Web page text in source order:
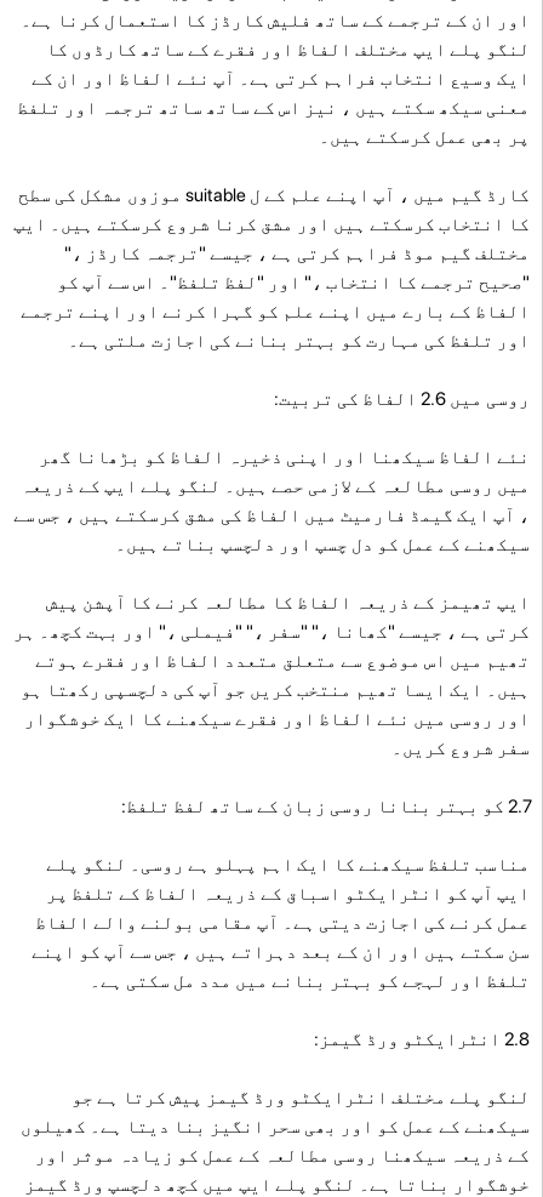
اور ان کے ترجمے کے ساتھ فلیش کارڈز کا استعمال کرنا ہے۔
لنگو پلے ایپ مختلف الفاظ اور فقرے کے ساتھ کارڈوں کا
ایک وسیع انتخاب فراہم کرتی ہے۔ آپ نئے الفاظ اور ان کے
معنی سیکھ سکتے ہیں ، نیز اس کے ساتھ ساتھ ترجمہ اور تلفظ
پر بھی عمل کرسکتے ہیں۔
کارڈ گیم میں ، آپ اپنے علم کے ل suitable موزوں مشکل کی سطح
کا انتخاب کرسکتے ہیں اور مشق کرنا شروع کرسکتے ہیں۔ ایپ
مختلف گیم موڈ فراہم کرتی ہے ، جیسے "ترجمہ کارڈز ،"
"صحیح ترجمے کا انتخاب ،" اور "لفظ تلفظ"۔ اس سے آپ کو
الفاظ کے بارے میں اپنے علم کو گہرا کرنے اور اپنے ترجمے
اور تلفظ کی مہارت کو بہتر بنانے کی اجازت ملتی ہے۔
روسی میں 2.6 الفاظ کی تربیت:
نئے الفاظ سیکھنا اور اپنی ذخیرہ الفاظ کو بڑھانا گھر
میں روسی مطالعہ کے لازمی حصے ہیں۔ لنگو پلے ایپ کے ذریعہ
، آپ ایک گیمڈ فارمیٹ میں الفاظ کی مشق کرسکتے ہیں ، جس سے
سیکھنے کے عمل کو دل چسپ اور دلچسپ بناتے ہیں۔
ایپ تھیمز کے ذریعہ الفاظ کا مطالعہ کرنے کا آپشن پیش
کرتی ہے ، جیسے "کھانا ،" "سفر ،" "فیملی ،" اور بہت کچھ۔ ہر
تھیم میں اس موضوع سے متعلق متعدد الفاظ اور فقرے ہوتے
ہیں۔ ایک ایسا تھیم منتخب کریں جو آپ کی دلچسپی رکھتا ہو
اور روسی میں نئے الفاظ اور فقرے سیکھنے کا ایک خوشگوار
سفر شروع کریں۔
2.7 کو بہتر بنانا روسی زبان کے ساتھ لفظ تلفظ:
مناسب تلفظ سیکھنے کا ایک اہم پہلو ہے روسی۔ لنگو پلے
ایپ آپ کو انٹرایکٹو اسباق کے ذریعہ الفاظ کے تلفظ پر
عمل کرنے کی اجازت دیتی ہے۔ آپ مقامی بولنے والے الفاظ
سن سکتے ہیں اور ان کے بعد دہراتے ہیں ، جس سے آپ کو اپنے
تلفظ اور لہجے کو بہتر بنانے میں مدد مل سکتی ہے۔
2.8 انٹرایکٹو ورڈ گیمز:
لنگو پلے مختلف انٹرایکٹو ورڈ گیمز پیش کرتا ہے جو
سیکھنے کے عمل کو اور بھی سحر انگیز بنا دیتا ہے۔ کھیلوں
کے ذریعہ سیکھنا روسی مطالعہ کے عمل کو زیادہ موثر اور
خوشگوار بناتا ہے۔ لنگو پلے ایپ میں کچھ دلچسپ ورڈ گیمز